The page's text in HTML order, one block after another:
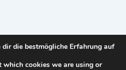
die bestmögliche Erfahrung auf
which cookies we are using or